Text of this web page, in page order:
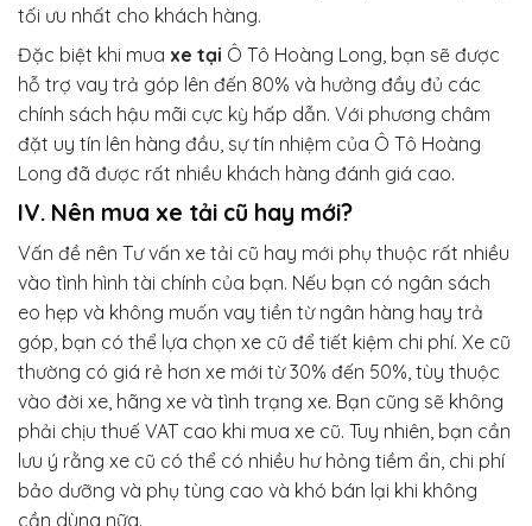
tối ưu nhất cho khách hàng.
Đặc biệt khi mua xe tại Ô Tô Hoàng Long, bạn sẽ được
hỗ trợ vay trả góp lên đến 80% và hưởng đầy đủ các
chính sách hậu mãi cực kỳ hấp dẫn. Với phương châm
đặt uy tín lên hàng đầu, sự tín nhiệm của Ô Tô Hoàng
Long đã được rất nhiều khách hàng đánh giá cao.
IV. Nên mua xe tải cũ hay mới?
Vấn đề nên Tư vấn xe tải cũ hay mới phụ thuộc rất nhiều
vào tình hình tài chính của bạn. Nếu bạn có ngân sách
eo hẹp và không muốn vay tiền từ ngân hàng hay trả
góp, bạn có thể lựa chọn xe cũ để tiết kiệm chi phí. Xe cũ
thường có giá rẻ hơn xe mới từ 30% đến 50%, tùy thuộc
vào đời xe, hãng xe và tình trạng xe. Bạn cũng sẽ không
phải chịu thuế VAT cao khi mua xe cũ. Tuy nhiên, bạn cần
lưu ý rằng xe cũ có thể có nhiều hư hỏng tiềm ẩn, chi phí
bảo dưỡng và phụ tùng cao và khó bán lại khi không
cần dùng nữa.